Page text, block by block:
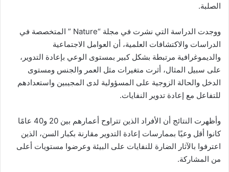
الصلبة.
ووجدت الدراسة التي نشرت في مجلة “Nature ” المتخصصة في
الدراسات والاكتشافات العلمية، أن العوامل الاجتماعية
والديموغرافية مرتبطة بشكل كبير بمستوى الوعي بإعادة التدوير،
على سبيل المثال، أثرت متغيرات مثل العمر والجنس ومستوى
الدخل والحالة الزوجية على المسؤولية لدى المجيبين واستعدادهم
للتفاعل مع إعادة تدوير النفايات.
وأظهرت النتائج أن الأفراد الذين تتراوح أعمارهم بين 20 و40 عامًا
كانوا أقل وعيًا بممارسات إعادة التدوير مقارنة بكبار السن، الذين
اعترفوا بالآثار الضارة للنفايات على البيئة وعرضوا مستويات أعلى
من المشاركة.